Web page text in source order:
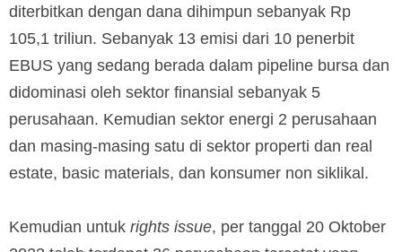
diterbitkan dengan dana dihimpun sebanyak Rp
105,1 triliun. Sebanyak 13 emisi dari 10 penerbit
EBUS yang sedang berada dalam pipeline bursa dan
didominasi oleh sektor finansial sebanyak 5
perusahaan. Kemudian sektor energi 2 perusahaan
dan masing-masing satu di sektor properti dan real
estate, basic materials, dan konsumer non siklikal.
Kemudian untuk rights issue, per tanggal 20 Oktober